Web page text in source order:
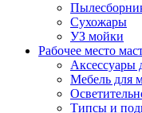
Сухожары
УЗ мойки
Рабочее место
Аксессуары
Мебель для
Типсы и